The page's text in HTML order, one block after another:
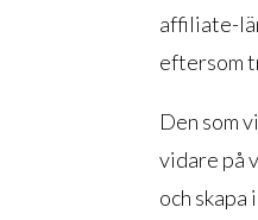
affiliate-
eftersom
Den som
vidare på
och